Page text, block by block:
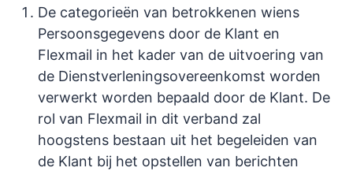
De categorieën van betrokkenen wiens
Persoonsgegevens door de Klant en
Flexmail in het kader van de uitvoering van
de Dienstverleningsovereenkomst worden
verwerkt worden bepaald door de Klant. De
rol van Flexmail in dit verband zal
hoogstens bestaan uit het begeleiden van
de Klant bij het opstellen van berichten